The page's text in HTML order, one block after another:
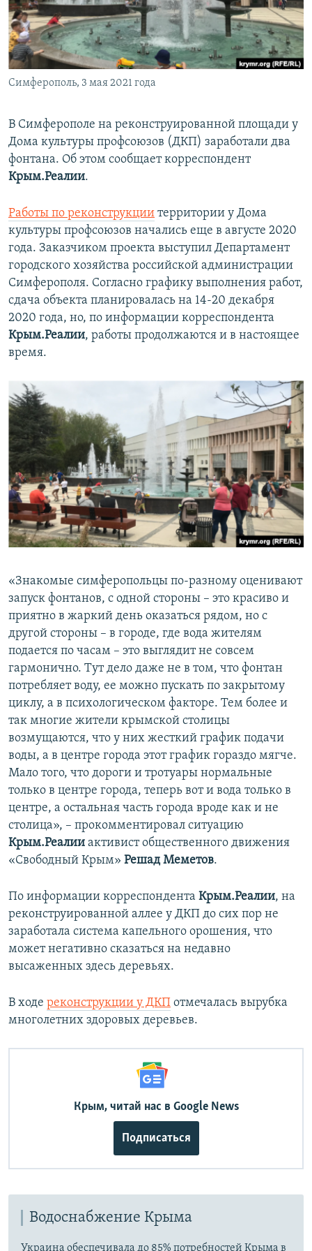
ПОБЕДИТЕЛЕЙ НЕ СУДЯТ?
КРЫМ.НЕПОКОРЕННЫЙ
ELIFBE
УКРАИНСКАЯ ПРОБЛЕМА КРЫМА
ПРИСОЕДИНЯЙТЕСЬ!
Симферополь, 3 мая 2021 года
В Симферополе на реконструированной площади у
Дома культуры профсоюзов (ДКП) заработали два
фонтана. Об этом сообщает корреспондент
Крым.Реалии.
Работы по реконструкции территории у Дома
культуры профсоюзов начались еще в августе 2020
года. Заказчиком проекта выступил Департамент
городского хозяйства российской администрации
Симферополя. Согласно графику выполнения работ,
сдача объекта планировалась на 14-20 декабря
2020 года, но, по информации корреспондента
Крым.Реалии, работы продолжаются и в настоящее
время.
«Знакомые симферопольцы по-разному оценивают
запуск фонтанов, с одной стороны – это красиво и
приятно в жаркий день оказаться рядом, но с
другой стороны – в городе, где вода жителям
подается по часам – это выглядит не совсем
гармонично. Тут дело даже не в том, что фонтан
потребляет воду, ее можно пускать по закрытому
циклу, а в психологическом факторе. Тем более и
так многие жители крымской столицы
возмущаются, что у них жесткий график подачи
воды, а в центре города этот график гораздо мягче.
Мало того, что дороги и тротуары нормальные
только в центре города, теперь вот и вода только в
центре, а остальная часть города вроде как и не
столица», – прокомментировал ситуацию
Крым.Реалии активист общественного движения
«Свободный Крым» Решад Меметов.
По информации корреспондента Крым.Реалии, на
реконструированной аллее у ДКП до сих пор не
заработала система капельного орошения, что
может негативно сказаться на недавно
высаженных здесь деревьях.
В ходе реконструкции у ДКП отмечалась вырубка
многолетних здоровых деревьев.
Крым, читай нас в Google News
Подписаться
Водоснабжение Крыма
Украина обеспечивала до 85% потребностей Крыма в